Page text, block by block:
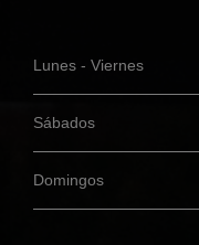
Lunes - Viernes
Sábados
Domingos